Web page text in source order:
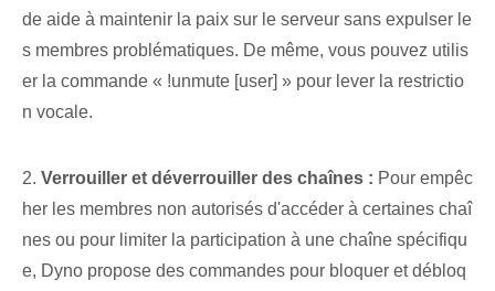
de aide à ⁣maintenir ⁤la paix‍ sur le serveur sans‌ expulser le
s ⁣membres problématiques. De même, ⁢vous pouvez utilis
er la commande « !unmute​ [user] » pour⁤ lever la⁢ restrictio
n vocale.
2. Verrouiller et déverrouiller des chaînes : Pour empêc
her les membres non autorisés d'accéder à certaines chaî
nes ou pour limiter la participation à une chaîne spécifiqu
e, Dyno propose des commandes pour bloquer et débloq